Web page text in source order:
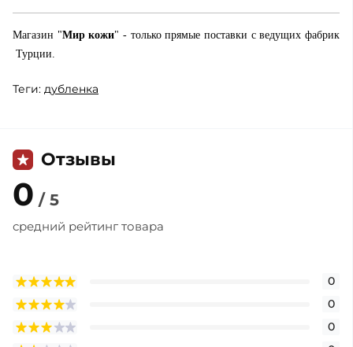
Магазин "Мир кожи" - только прямые поставки с ведущих фабрик
Турции.
Теги: дубленка
Отзывы
0 / 5
средний рейтинг товара
0
0
0